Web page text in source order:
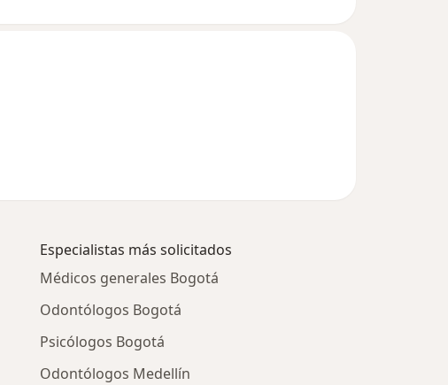
Especialistas más solicitados
Médicos generales Bogotá
Odontólogos Bogotá
Psicólogos Bogotá
Odontólogos Medellín